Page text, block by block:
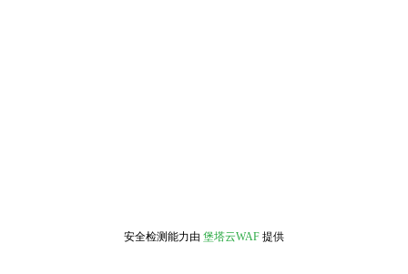
安全检测能力由 堡塔云WAF 提供